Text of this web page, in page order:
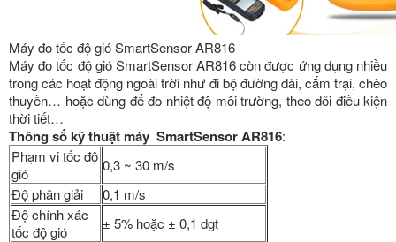
Máy đo tốc độ gió SmartSensor AR816
Máy đo tốc độ gió SmartSensor AR816 còn được ứng dụng nhiều
trong các hoạt động ngoài trời như đi bộ đường dài, cắm trại, chèo
thuyền… hoặc dùng để đo nhiệt độ môi trường, theo dõi điều kiện
thời tiết…
Thông số kỹ thuật máy SmartSensor AR816:
Phạm vi tốc độ
gió
0,3 ~ 30 m/s
Độ phân giải
0,1 m/s
Độ chính xác
tốc độ gió
± 5% hoặc ± 0,1 dgt